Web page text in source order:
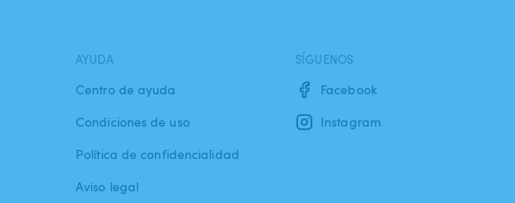
AYUDA
Centro de ayuda
Condiciones de uso
Política de confidencialidad
Aviso legal
SÍGUENOS
Facebook
Instagram